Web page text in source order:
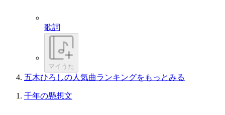
歌詞
マイうた
五木ひろしの人気曲ランキングをもっとみる
千年の懸想文